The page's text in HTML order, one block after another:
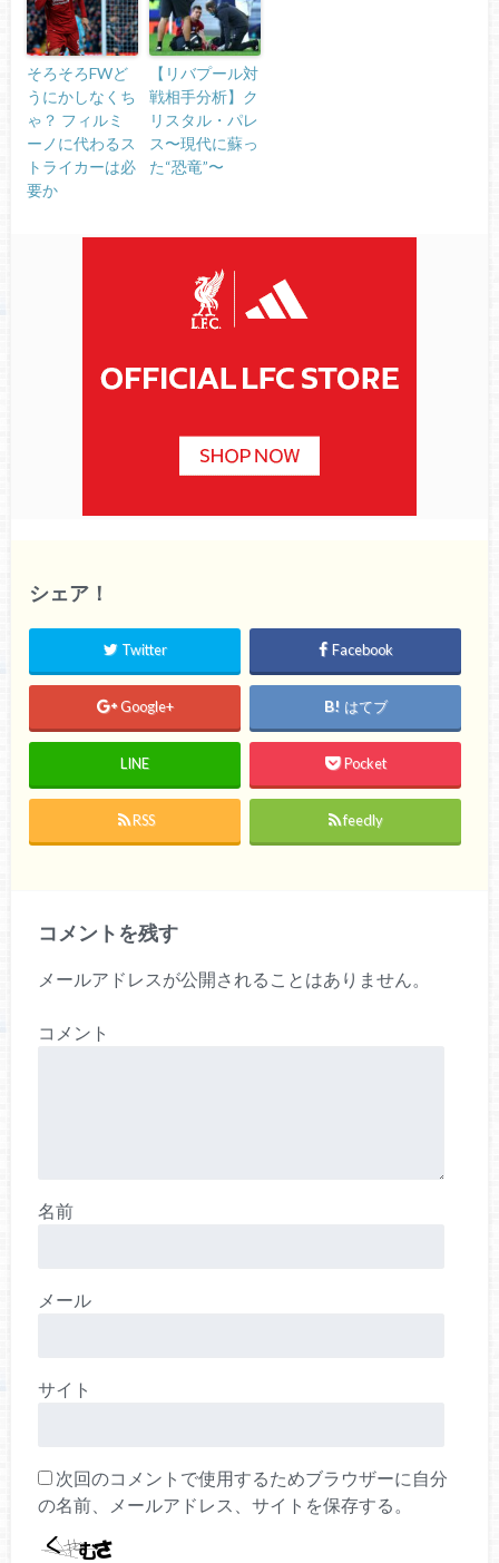
そろそろFWど
うにかしなくち
ゃ？ フィルミ
ーノに代わるス
トライカーは必
要か
【リバプール対
戦相手分析】ク
リスタル・パレ
ス〜現代に蘇っ
た“恐竜”〜
シェア！
Twitter Facebook
Google+ はてブ
LINE Pocket
RSS feedly
コメントを残す
メールアドレスが公開されることはありません。
コメント
名前
メール
サイト
次回のコメントで使用するためブラウザーに自分
の名前、メールアドレス、サイトを保存する。